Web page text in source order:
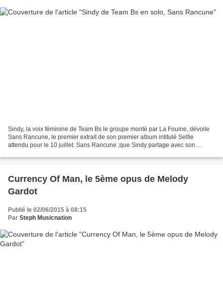
Sindy, la voix féminine de Team Bs le groupe monté par La Fouine, dévoile
Sans Rancune, le premier extrait de son premier album intitulé Selfie
attendu pour le 10 juillet. Sans Rancune ;que Sindy partage avec son
Currency Of Man, le 5ème opus de Melody
Gardot
Publié le 02/06/2015 à 08:15
Par Steph Musicnation